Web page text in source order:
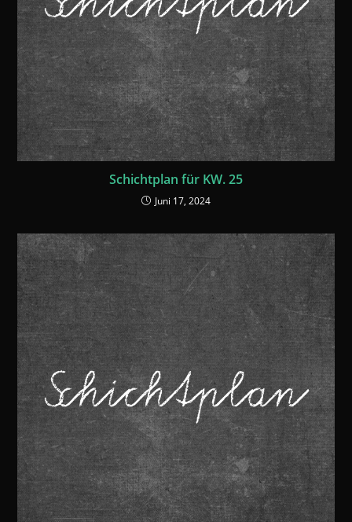
Schichtplan für KW. 25
Juni 17, 2024